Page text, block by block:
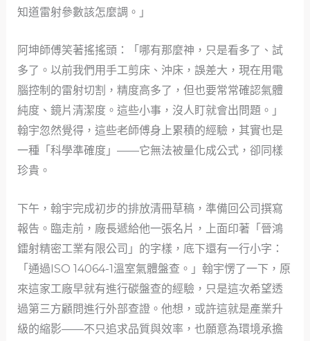
知道雷射參數該怎麼調。」
阿坤師傅笑著搖搖頭：「哪有那麼神，只是看多了、試
多了。以前我們用手工剪床、沖床，誤差大，現在用電
腦控制的雷射切割，精度高多了，但也要常常確認氣體
純度、鏡片清潔度。這些小事，沒人盯就會出問題。」
翰宇忽然覺得，這些老師傅身上累積的經驗，其實也是
一種「科學準確度」——它無法被量化成公式，卻同樣
珍貴。
下午，翰宇完成初步的排放清冊草稿，準備回公司撰寫
報告。臨走前，廠長遞給他一張名片，上面印著「晉鴻
鐳射精密工業有限公司」的字樣，底下還有一行小字：
「通過ISO 14064-1溫室氣體盤查。」翰宇愣了一下，原
來這家工廠早就有進行碳盤查的經驗，只是這次希望透
過第三方顧問進行外部查證。他想，或許這就是產業升
級的縮影——不只追求品質與效率，也願意為環境承擔